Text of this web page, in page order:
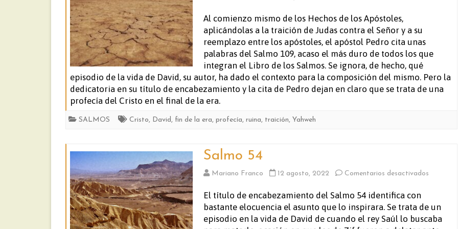
Al comienzo mismo de los Hechos de los Apóstoles,
aplicándolas a la traición de Judas contra el Señor y a su
reemplazo entre los apóstoles, el apóstol Pedro cita unas
palabras del Salmo 109, acaso el más duro de todos los que
integran el Libro de los Salmos. Se ignora, de hecho, qué
episodio de la vida de David, su autor, ha dado el contexto para la composición del mismo. Pero la
dedicatoria en su título de encabezamiento y la cita de Pedro dejan en claro que se trata de una
profecía del Cristo en el final de la era.
SALMOS Cristo, David, fin de la era, profecía, ruina, traición, Yahweh
Salmo 54
Mariano Franco 12 agosto, 2022 Comentarios desactivados
54
El título de encabezamiento del Salmo 54 identifica con
bastante elocuencia el asunto que lo inspirara. Se trata de un
episodio en la vida de David de cuando el rey Saúl lo buscaba